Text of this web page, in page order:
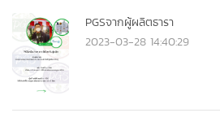
PGSจากผู้ผลิตธารา
2023-03-28 14:40:29